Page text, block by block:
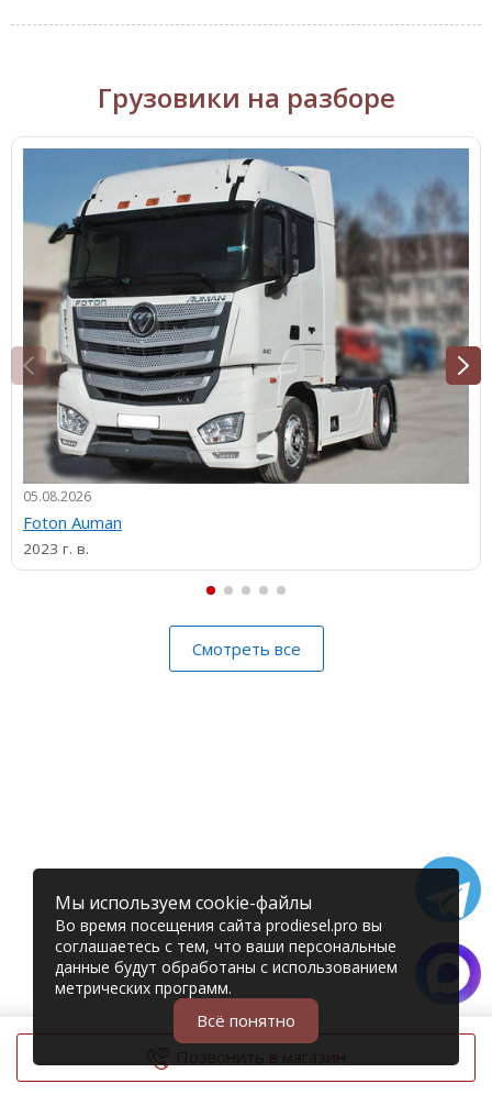
Позвонить в магазин
Грузовики на разборе
05.08.2026
Foton Auman
2023 г. в.
Смотреть все
© 2006 – 2026 Prodiesel
Мы используем cookie-файлы
Во время посещения сайта prodiesel.pro вы
соглашаетесь с тем, что ваши персональные
данные будут обработаны с использованием
метрических программ.
Всё понятно